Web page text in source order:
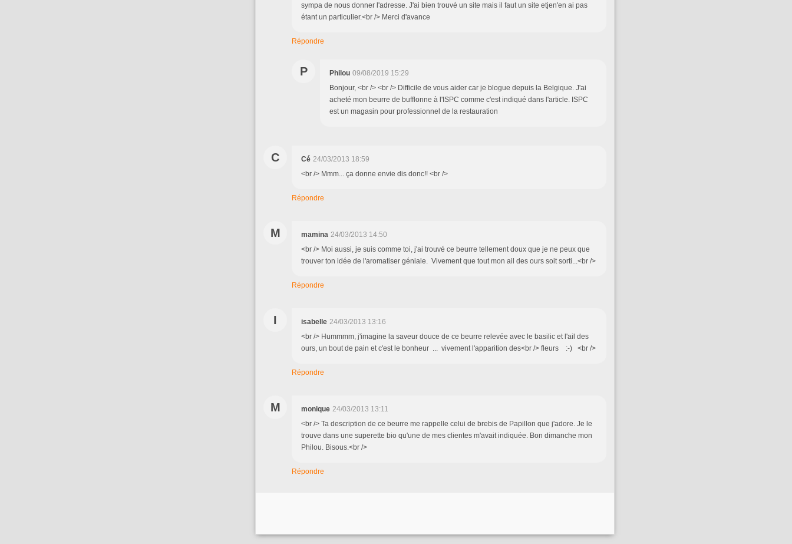
sympa de nous donner l'adresse. J'ai bien trouvé un site mais il faut un site etjen'en ai pas
étant un particulier.<br /> Merci d'avance
Répondre
P Philou 09/08/2019 15:29
Bonjour, <br /> <br /> Difficile de vous aider car je blogue depuis la Belgique. J'ai
acheté mon beurre de bufflonne à l'ISPC comme c'est indiqué dans l'article. ISPC
est un magasin pour professionnel de la restauration
C Cé 24/03/2013 18:59
<br /> Mmm... ça donne envie dis donc!! <br />
Répondre
M mamina 24/03/2013 14:50
<br /> Moi aussi, je suis comme toi, j'ai trouvé ce beurre tellement doux que je ne peux que
trouver ton idée de l'aromatiser géniale. Vivement que tout mon ail des ours soit sorti...<br />
Répondre
I isabelle 24/03/2013 13:16
<br /> Hummmm, j'imagine la saveur douce de ce beurre relevée avec le basilic et l'ail des
ours, un bout de pain et c'est le bonheur ... vivement l'apparition des<br /> fleurs :-) <br />
Répondre
M monique 24/03/2013 13:11
<br /> Ta description de ce beurre me rappelle celui de brebis de Papillon que j'adore. Je le
trouve dans une superette bio qu'une de mes clientes m'avait indiquée. Bon dimanche mon
Philou. Bisous.<br />
Répondre